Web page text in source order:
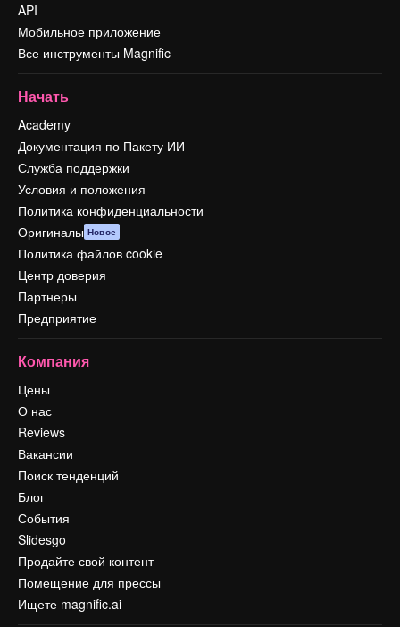
API
Мобильное приложение
Все инструменты Magnific
Начать
Academy
Документация по Пакету ИИ
Служба поддержки
Условия и положения
Политика конфиденциальности
Оригиналы Новое
Политика файлов cookie
Центр доверия
Партнеры
Предприятие
Компания
Цены
О нас
Reviews
Вакансии
Поиск тенденций
Блог
События
Slidesgo
Продайте свой контент
Помещение для прессы
Ищете magnific.ai